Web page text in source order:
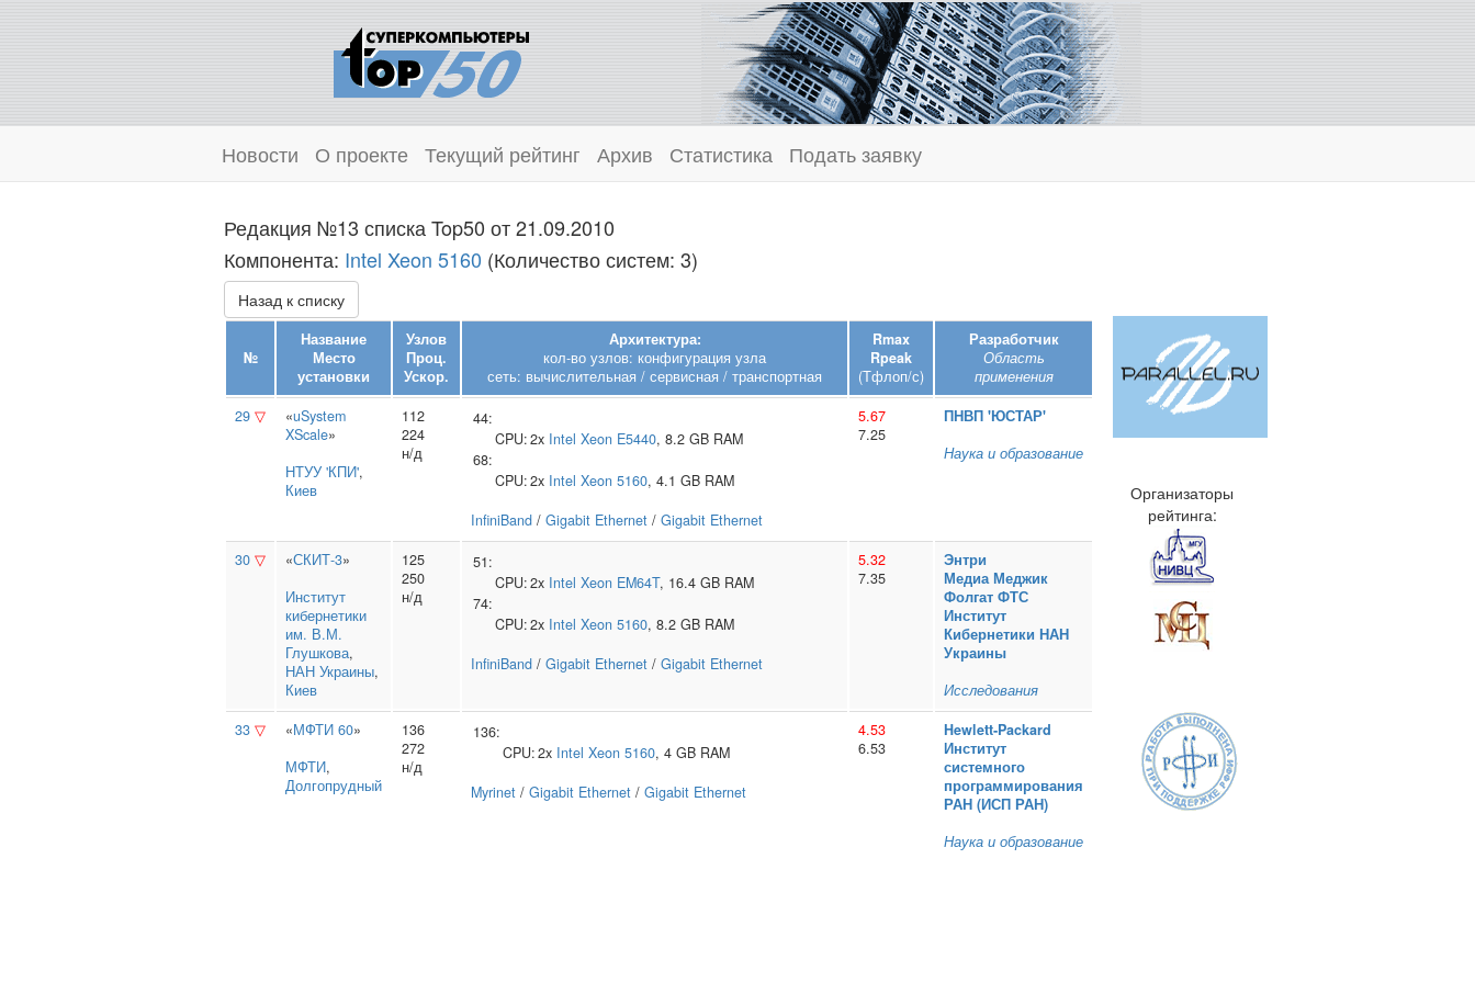
Новости О проекте Текущий рейтинг Архив Статистика Подать заявку
Редакция №13 списка Top50 от 21.09.2010
Компонента: Intel Xeon 5160 (Количество систем: 3)
Назад к списку
№
Название
Место
установки
Узлов
Проц.
Ускор.
Архитектура:
кол-во узлов: конфигурация узла
сеть: вычислительная / сервисная / транспортная
Rmax
Rpeak
(Тфлоп/с)
Разработчик
Область
применения
29 ▽ «uSystem
XScale»
НТУУ 'КПИ',
Киев
112
224
н/д
44:
CPU:2x Intel Xeon E5440, 8.2 GB RAM
68:
CPU:2x Intel Xeon 5160, 4.1 GB RAM
InfiniBand / Gigabit Ethernet / Gigabit Ethernet
5.67
7.25
ПНВП 'ЮСТАР'
Наука и образование
30 ▽ «СКИТ-3»
Институт
кибернетики
им. В.М.
Глушкова,
НАН Украины,
Киев
125
250
н/д
51:
CPU:2x Intel Xeon EM64T, 16.4 GB RAM
74:
CPU:2x Intel Xeon 5160, 8.2 GB RAM
InfiniBand / Gigabit Ethernet / Gigabit Ethernet
5.32
7.35
Энтри
Медиа Меджик
Фолгат ФТС
Институт
Кибернетики НАН
Украины
Исследования
33 ▽ «МФТИ 60»
МФТИ,
Долгопрудный
136
272
н/д
136:
CPU:2x Intel Xeon 5160, 4 GB RAM
Myrinet / Gigabit Ethernet / Gigabit Ethernet
4.53
6.53
Hewlett‑Packard
Институт
системного
программирования
РАН (ИСП РАН)
Наука и образование
Организаторы
рейтинга: